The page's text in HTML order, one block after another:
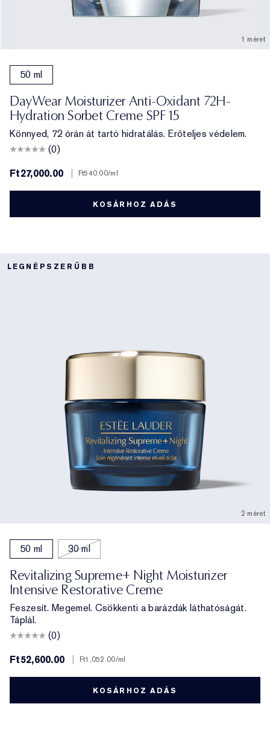
1 méret
50 ml
DayWear Moisturizer Anti-Oxidant 72H-
Hydration Sorbet Creme SPF 15
Könnyed, 72 órán át tartó hidratálás. Erőteljes védelem.
(0)
Ft27,000.00
Ft540.00/ml
KOSÁRHOZ ADÁS
LEGNÉPSZERŰBB
2 méret
50 ml 30 ml
Revitalizing Supreme+ Night Moisturizer
Intensive Restorative Creme
Feszesít. Megemel. Csökkenti a barázdák láthatóságát.
Táplál.
(0)
Ft52,600.00
Ft1,052.00/ml
KOSÁRHOZ ADÁS